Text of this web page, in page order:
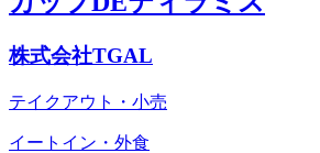
株式会社TGAL
テイクアウト・小売
イートイン・外食